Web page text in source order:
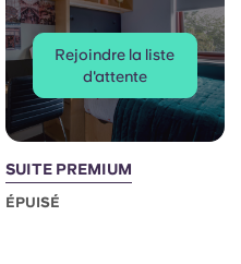
Rejoindre la liste
d'attente
SUITE PREMIUM
ÉPUISÉ